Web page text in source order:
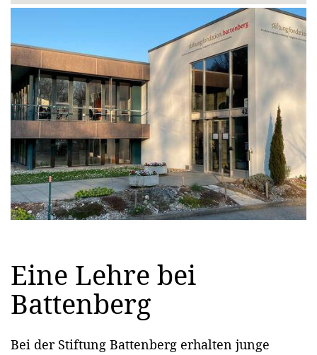
Eine Lehre bei
Battenberg
Bei der Stiftung Battenberg erhalten junge